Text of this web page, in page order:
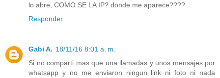
lo abre, COMO SE LA IP? donde me aparece????
Responder
Gabi A. 18/11/16 8:01 a. m.
Si no comparti mas que una llamadas y unos mensajes por
whatsapp y no me enviaron ningun link ni foto ni nada